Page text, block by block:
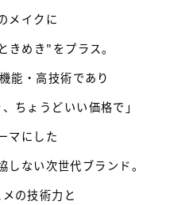
メイクに
めき"をプラス。
能・高技術であり
ちょうどいい価格で」
マにした
しない次世代ブランド。
の技術力と